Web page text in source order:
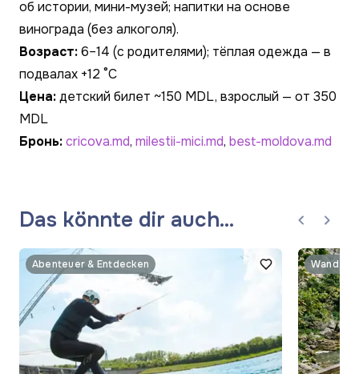
об истории, мини-музей; напитки на основе
винограда (без алкоголя).
Возраст:6–14 (с родителями); тёплая одежда — в
подвалах +12 °C
Цена:детский билет ~150 MDL, взрослый — от 350
MDL
Бронь:cricova.md, milestii-mici.md, best-moldova.md
Das könnte dir auch
gefallen
Abenteuer & Entdecken Wandern